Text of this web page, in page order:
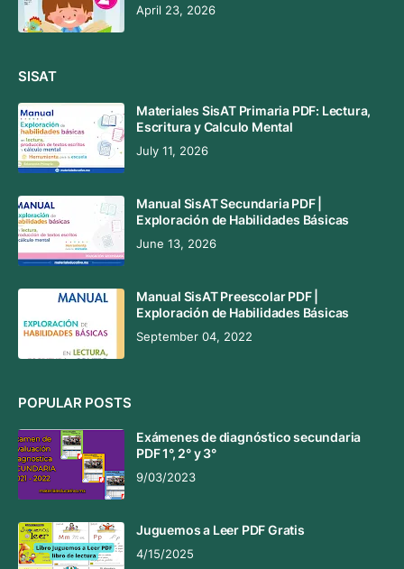
April 23, 2026
SISAT
Materiales SisAT Primaria PDF: Lectura,
Escritura y Calculo Mental
July 11, 2026
Manual SisAT Secundaria PDF |
Exploración de Habilidades Básicas
June 13, 2026
Manual SisAT Preescolar PDF |
Exploración de Habilidades Básicas
September 04, 2022
POPULAR POSTS
Exámenes de diagnóstico secundaria
PDF 1°, 2° y 3°
9/03/2023
Juguemos a Leer PDF Gratis
4/15/2025